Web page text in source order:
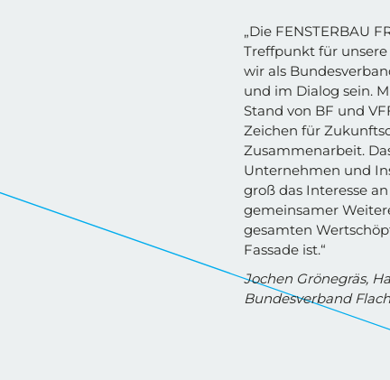
„Die FENSTERBAU
Treffpunkt für
wir als
und im Dialog sein.
Stand von BF und
Zeichen für
Zusammenarbeit.
Unternehmen und
groß das Interesse
gemeinsamer
gesamten
Fassade ist.“
Jochen Grönegräs,
Bundesverband